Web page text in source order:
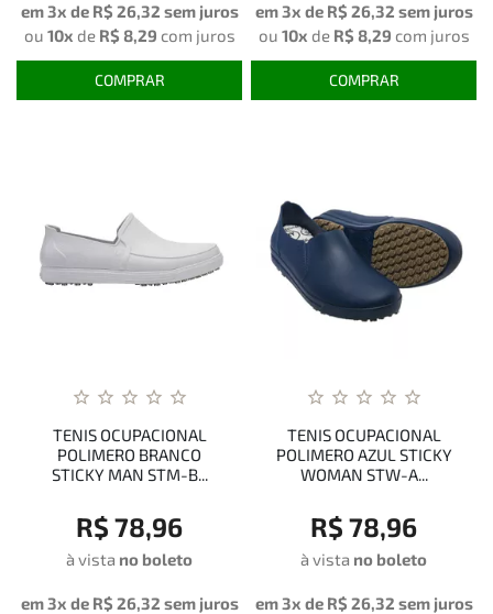
em 3x de R$ 26,32 sem juros
ou 10x de R$ 8,29 com juros
COMPRAR
em 3x de R$ 26,32 sem juros
ou 10x de R$ 8,29 com juros
COMPRAR
TENIS OCUPACIONAL
POLIMERO BRANCO
STICKY MAN STM-B...
R$ 78,96
à vista no boleto
em 3x de R$ 26,32 sem juros
TENIS OCUPACIONAL
POLIMERO AZUL STICKY
WOMAN STW-A...
R$ 78,96
à vista no boleto
em 3x de R$ 26,32 sem juros